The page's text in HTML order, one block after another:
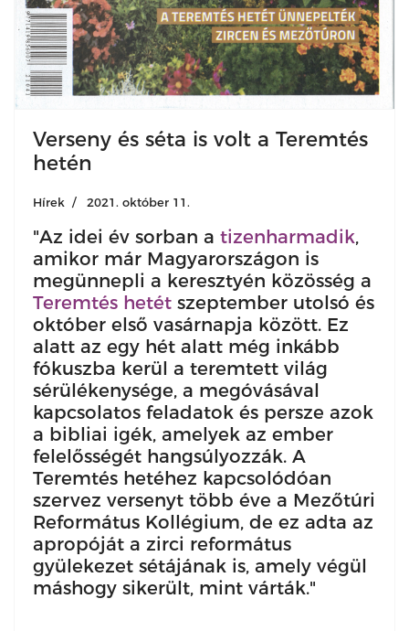
Verseny és séta is volt a Teremtés
hetén
Hírek 2021. október 11.
"Az idei év sorban a tizenharmadik,
amikor már Magyarországon is
megünnepli a keresztyén közösség a
Teremtés hetét szeptember utolsó és
október első vasárnapja között. Ez
alatt az egy hét alatt még inkább
fókuszba kerül a teremtett világ
sérülékenysége, a megóvásával
kapcsolatos feladatok és persze azok
a bibliai igék, amelyek az ember
felelősségét hangsúlyozzák. A
Teremtés hetéhez kapcsolódóan
szervez versenyt több éve a Mezőtúri
Református Kollégium, de ez adta az
apropóját a zirci református
gyülekezet sétájának is, amely végül
máshogy sikerült, mint várták."